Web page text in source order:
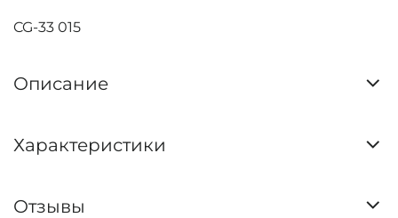
CG-33 015
Описание
Характеристики
Отзывы